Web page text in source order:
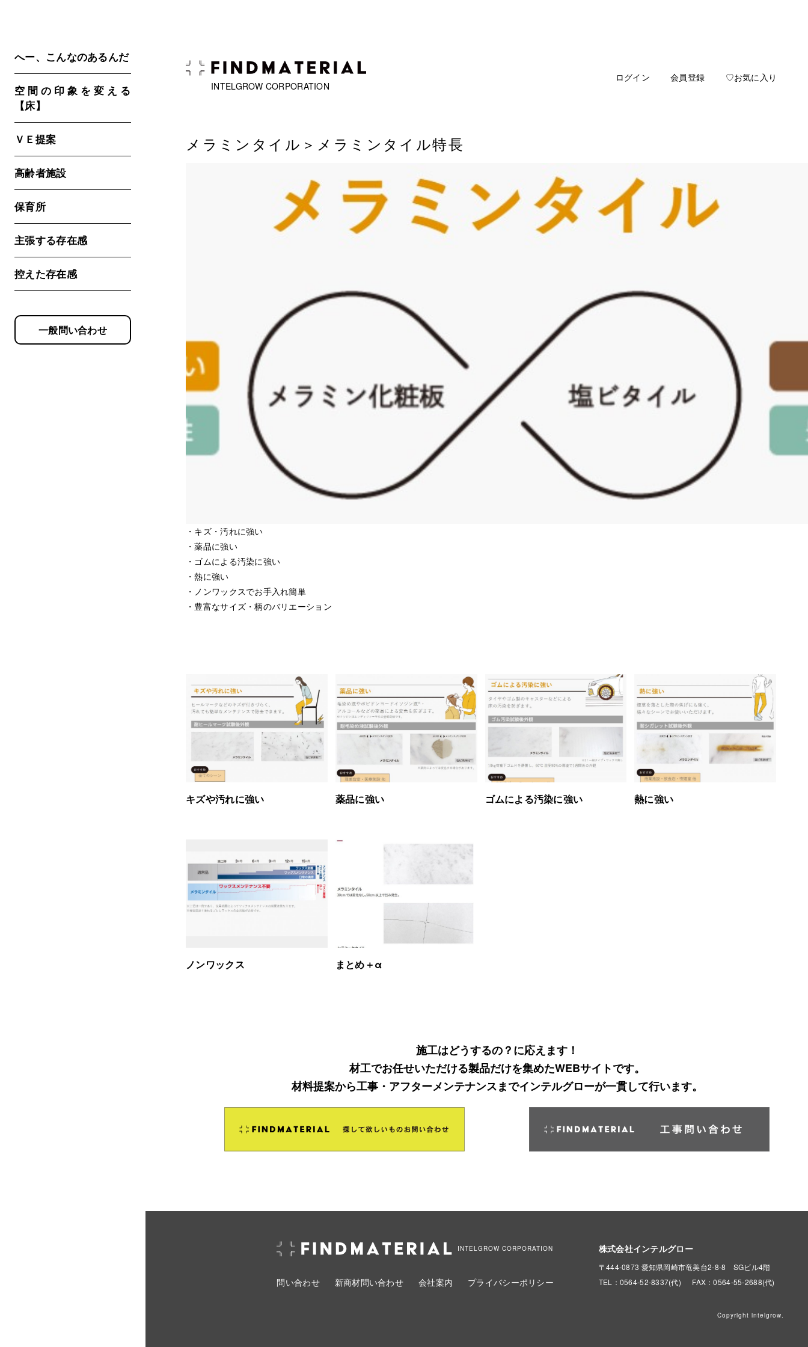
へー、こんなのあるんだ
空間の印象を変える
【床】
ＶＥ提案
高齢者施設
保育所
主張する存在感
控えた存在感
一般問い合わせ
INTELGROW CORPORATION
ログイン 会員登録 ♡お気に入り
メラミンタイル ＞メラミンタイル特長
・キズ・汚れに強い
・薬品に強い
・ゴムによる汚染に強い
・熱に強い
・ノンワックスでお手入れ簡単
・豊富なサイズ・柄のバリエーション
キズや汚れに強い 薬品に強い ゴムによる汚染に強い 熱に強い
ノンワックス まとめ＋α
施工はどうするの？に応えます！
材工でお任せいただける製品だけを集めたWEBサイトです。
材料提案から工事・アフターメンテナンスまでインテルグローが一貫して行います。
INTELGROW CORPORATION
問い合わせ 新商材問い合わせ 会社案内 プライバシーポリシー
株式会社インテルグロー
〒444-0873 愛知県岡崎市竜美台2-8-8 SGビル4階
TEL：0564-52-8337(代)
FAX：0564-55-2688(代)
Copyright intelgrow.